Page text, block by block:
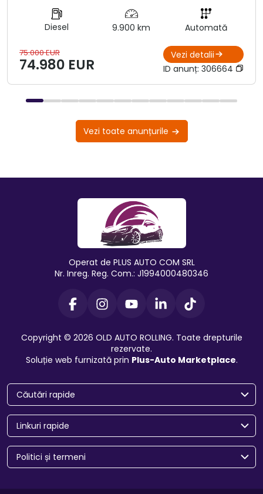
Diesel 9.900 km Automată
75.000 EUR
74.980 EUR
Vezi detalii
ID anunț: 306664
Vezi toate anunțurile
Operat de PLUS AUTO COM SRL
Nr. Inreg. Reg. Com.: J1994000480346
Copyright © 2026 OLD AUTO ROLLING. Toate drepturile
rezervate.
Soluție web furnizată prin Plus-Auto Marketplace.
Căutări rapide
Linkuri rapide
Politici și termeni